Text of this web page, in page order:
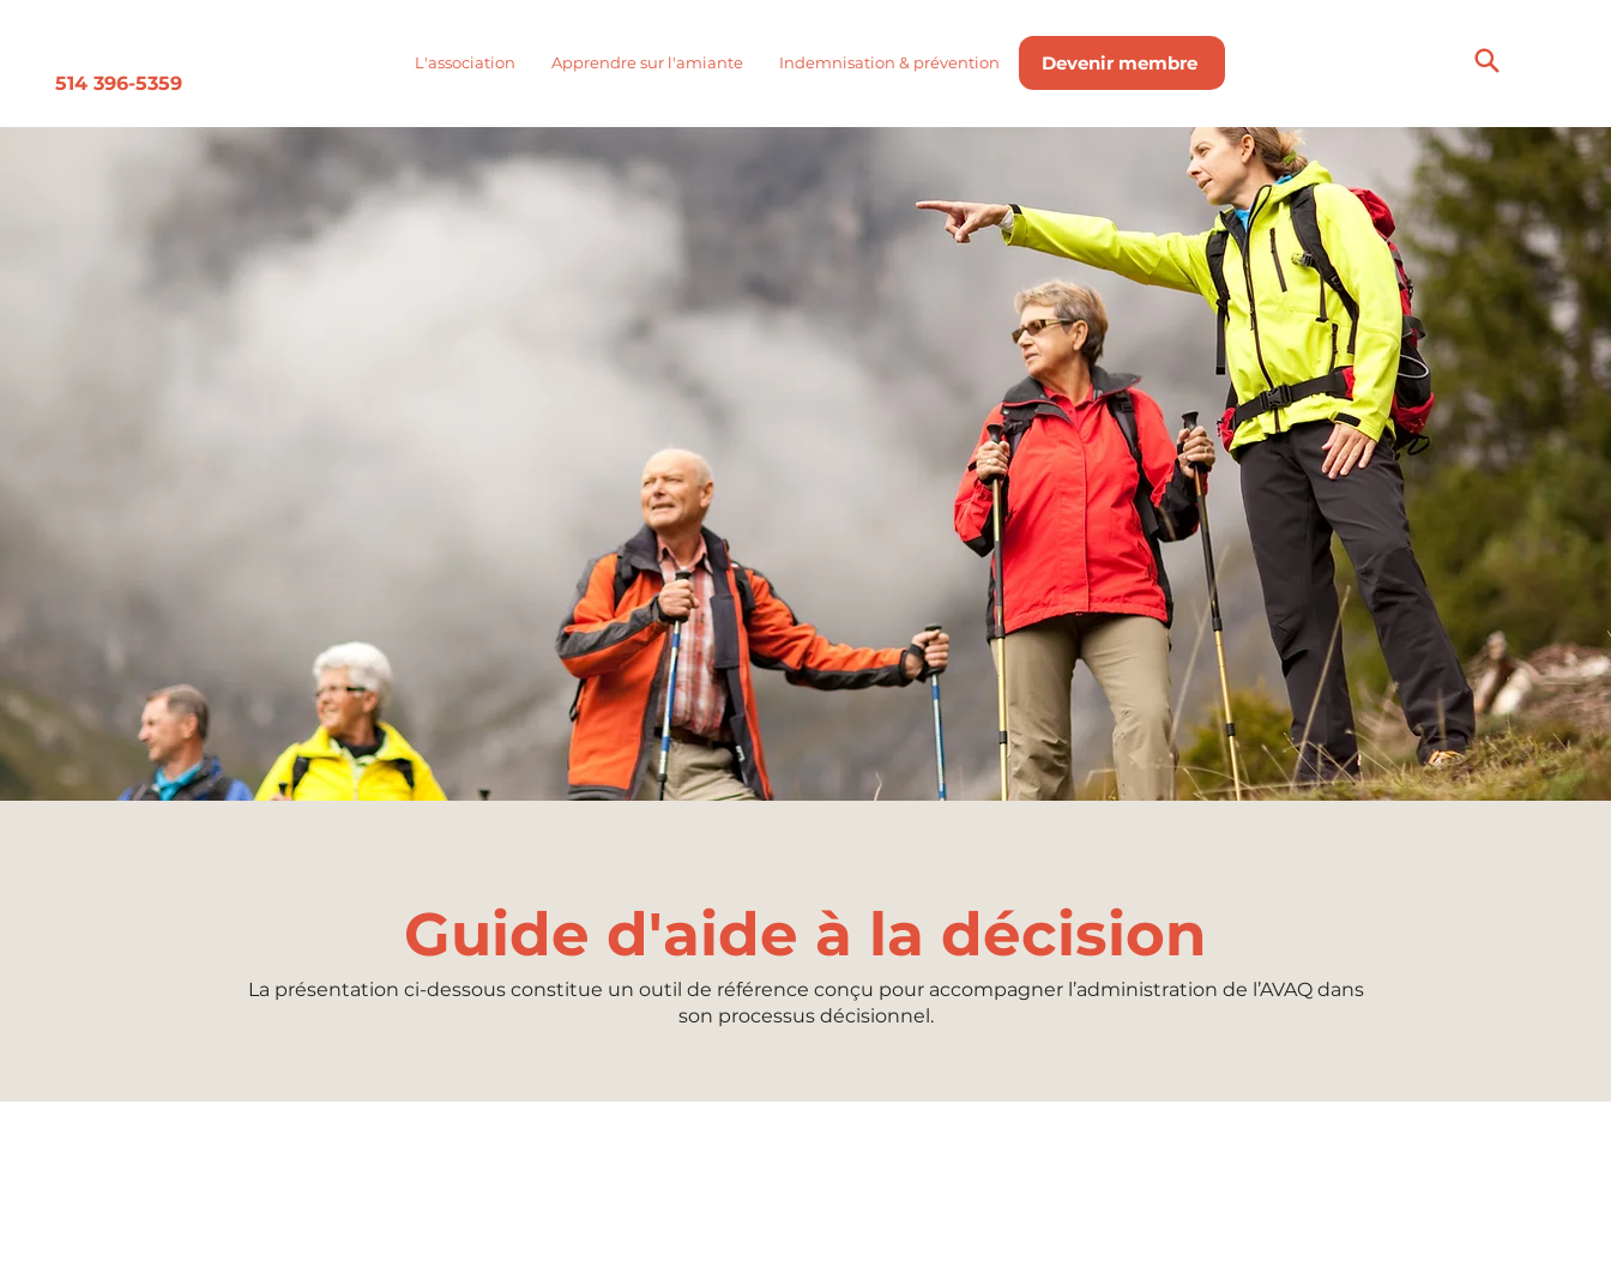
514 396-5359
L'association Apprendre sur l'amiante Indemnisation & prévention Devenir membre
Guide d'aide à la décision
La présentation ci-dessous constitue un outil de référence conçu pour accompagner l’administration de l’AVAQ dans
son processus décisionnel.